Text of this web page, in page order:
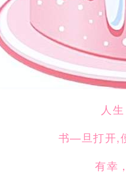
人
书—旦打开,
有幸